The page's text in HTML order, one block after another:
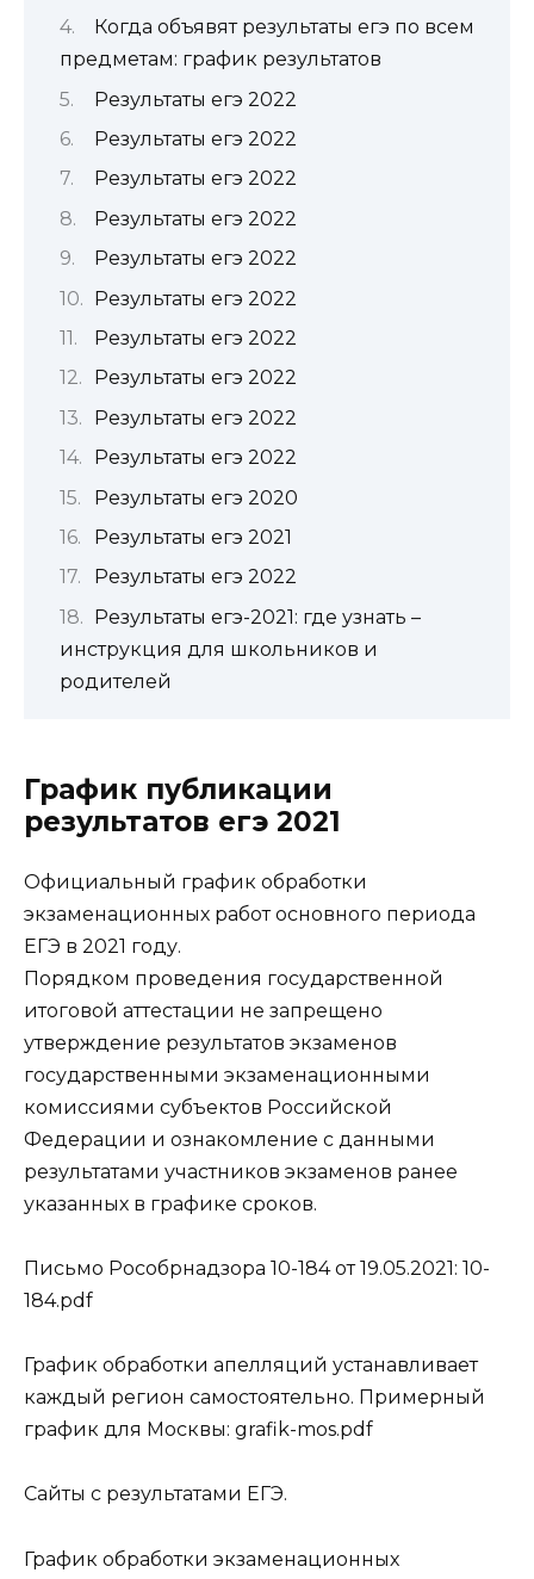
Когда объявят результаты егэ по всем
предметам: график результатов
Результаты егэ 2022
Результаты егэ 2022
Результаты егэ 2022
Результаты егэ 2022
Результаты егэ 2022
Результаты егэ 2022
Результаты егэ 2022
Результаты егэ 2022
Результаты егэ 2022
Результаты егэ 2022
Результаты егэ 2020
Результаты егэ 2021
Результаты егэ 2022
Результаты егэ-2021: где узнать –
инструкция для школьников и
родителей
График публикации
результатов егэ 2021
Официальный график обработки
экзаменационных работ основного периода
ЕГЭ в 2021 году.
Порядком проведения государственной
итоговой аттестации не запрещено
утверждение результатов экзаменов
государственными экзаменационными
комиссиями субъектов Российской
Федерации и ознакомление с данными
результатами участников экзаменов ранее
указанных в графике сроков.
Письмо Рособрнадзора 10-184 от 19.05.2021: 10-
184.pdf
График обработки апелляций устанавливает
каждый регион самостоятельно. Примерный
график для Москвы: grafik-mos.pdf
Сайты с результатами ЕГЭ.
График обработки экзаменационных